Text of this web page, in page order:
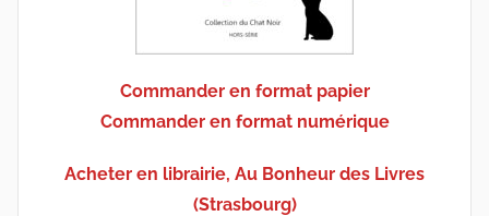
Commander en format papier
Commander en format numérique
Acheter en librairie, Au Bonheur des Livres
(Strasbourg)